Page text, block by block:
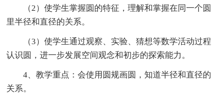
（2）使学生掌握圆的特征，理解和掌握在同一个圆
里半径和直径的关系。
（3）使学生通过观察、实验、猜想等数学活动过程
认识圆，进一步发展空间观念和初步的探索能力。
4、教学重点：会使用圆规画圆，知道半径和直径的
关系。